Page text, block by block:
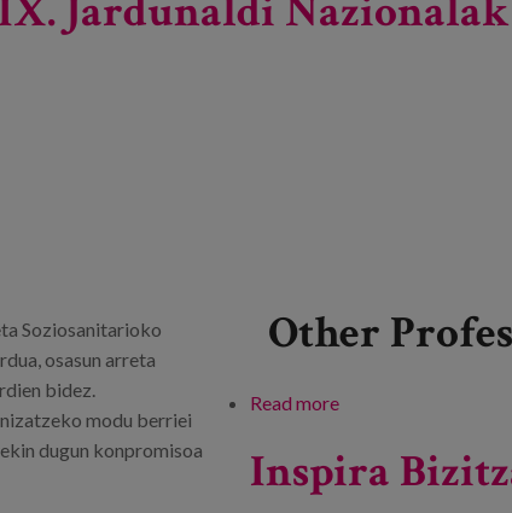
Jardunaldi Nazionalak
Soziosanitarioko
osasun arreta
bidez.
modu berriei
dugun konpromisoa
Other
Read more
Inspira